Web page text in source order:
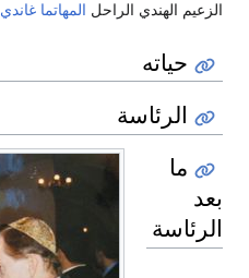
الزعيم الهندي الراحل المهاتما غاندي
حياته
الرئاسة
ما
بعد
الرئاسة